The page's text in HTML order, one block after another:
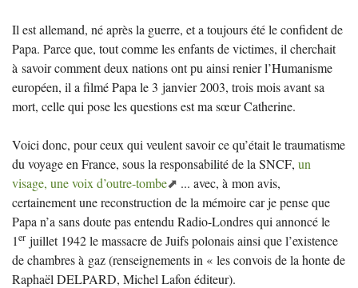
Il est allemand, né après la guerre, et a toujours été le confident de
Papa. Parce que, tout comme les enfants de victimes, il cherchait
à savoir comment deux nations ont pu ainsi renier l’Humanisme
européen, il a filmé Papa le 3 janvier 2003, trois mois avant sa
mort, celle qui pose les questions est ma sœur Catherine.
Voici donc, pour ceux qui veulent savoir ce qu’était le traumatisme
du voyage en France, sous la responsabilité de la SNCF, un
visage, une voix d’outre-tombe
... avec, à mon avis,
certainement une reconstruction de la mémoire car je pense que
Papa n’a sans doute pas entendu Radio-Londres qui annoncé le
1er juillet 1942 le massacre de Juifs polonais ainsi que l’existence
de chambres à gaz (renseignements in « les convois de la honte de
Raphaël DELPARD, Michel Lafon éditeur).